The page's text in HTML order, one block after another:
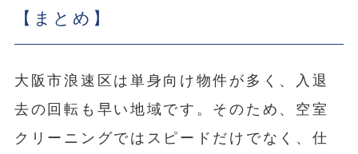
【まとめ】
大阪市浪速区は単身向け物件が多く、入退
去の回転も早い地域です。そのため、空室
クリーニングではスピードだけでなく、仕